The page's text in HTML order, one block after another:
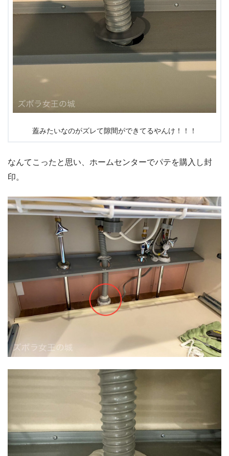
蓋みたいなのがズレて隙間ができてるやんけ！！！
なんてこったと思い、ホームセンターでパテを購入し封
印。